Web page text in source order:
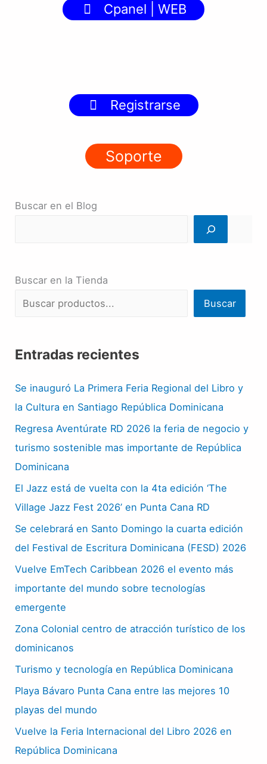
Cpanel | WEB
Registrarse
Soporte
Buscar en el Blog
Buscar en la Tienda
Buscar
Entradas recientes
Se inauguró La Primera Feria Regional del Libro y
la Cultura en Santiago República Dominicana
Regresa Aventúrate RD 2026 la feria de negocio y
turismo sostenible mas importante de República
Dominicana
El Jazz está de vuelta con la 4ta edición ‘The
Village Jazz Fest 2026’ en Punta Cana RD
Se celebrará en Santo Domingo la cuarta edición
del Festival de Escritura Dominicana (FESD) 2026
Vuelve EmTech Caribbean 2026 el evento más
importante del mundo sobre tecnologías
emergente
Zona Colonial centro de atracción turístico de los
dominicanos
Turismo y tecnología en República Dominicana
Playa Bávaro Punta Cana entre las mejores 10
playas del mundo
Vuelve la Feria Internacional del Libro 2026 en
República Dominicana